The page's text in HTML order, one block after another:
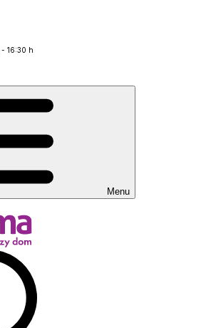
- 16:30 h
Menu